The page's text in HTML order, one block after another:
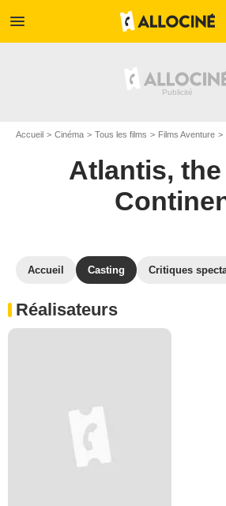
menu
Accueil Cinéma Tous les films Films Aventure
Atlantis,
Accueil Casting Critiques
Réalisateurs